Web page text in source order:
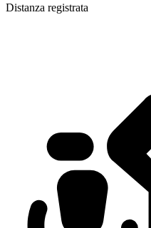
Distanza registrata